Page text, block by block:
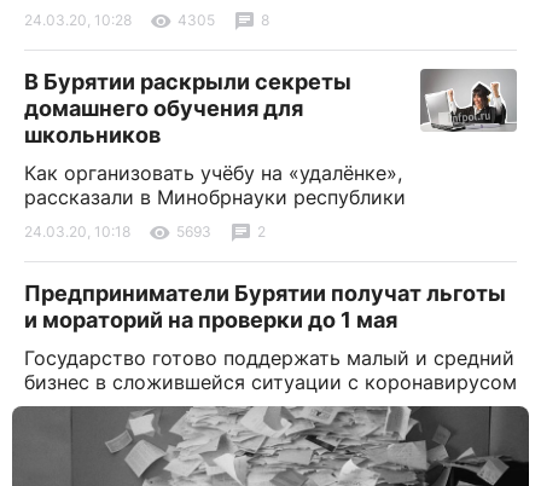
24.03.20, 10:28 4305 8
В Бурятии раскрыли секреты
домашнего обучения для
школьников
Как организовать учёбу на «удалёнке»,
рассказали в Минобрнауки республики
24.03.20, 10:18 5693 2
Предприниматели Бурятии получат льготы
и мораторий на проверки до 1 мая
Государство готово поддержать малый и средний
бизнес в сложившейся ситуации с коронавирусом